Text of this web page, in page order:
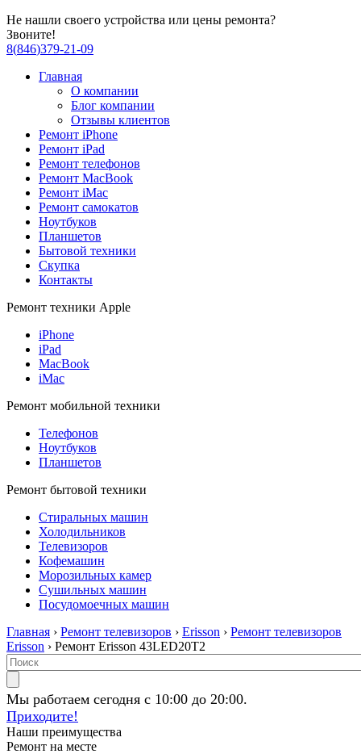
Не нашли своего устройства или цены ремонта?
Звоните!
8(846)379-21-09
Главная
О компании
Блог компании
Отзывы клиентов
Ремонт iPhone
Ремонт iPad
Ремонт телефонов
Ремонт MacBook
Ремонт iMac
Ремонт самокатов
Ноутбуков
Планшетов
Бытовой техники
Скупка
Контакты
Ремонт техники Apple
iPhone
iPad
MacBook
iMac
Ремонт мобильной техники
Телефонов
Ноутбуков
Планшетов
Ремонт бытовой техники
Стиральных машин
Холодильников
Телевизоров
Кофемашин
Морозильных камер
Сушильных машин
Посудомоечных машин
Главная › Ремонт телевизоров › Erisson › Ремонт телевизоров
Erisson › Ремонт Erisson 43LED20T2
Мы работаем сегодня с 10:00 до 20:00.
Приходите!
Наши преимущества
Ремонт на месте